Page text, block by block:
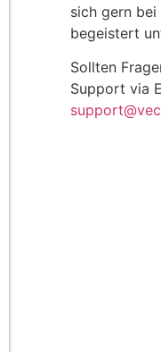
sich gern bei
begeistert
Sollten
Support via